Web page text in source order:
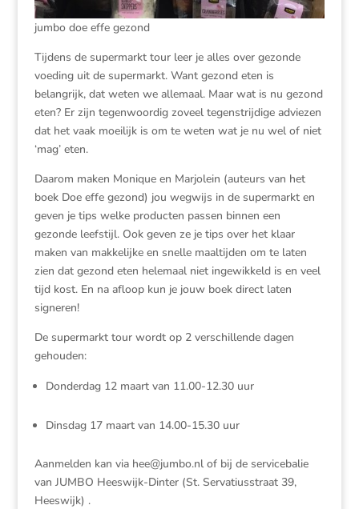
jumbo doe effe gezond
Tijdens de supermarkt tour leer je alles over gezonde
voeding uit de supermarkt. Want gezond eten is
belangrijk, dat weten we allemaal. Maar wat is nu gezond
eten? Er zijn tegenwoordig zoveel tegenstrijdige adviezen
dat het vaak moeilijk is om te weten wat je nu wel of niet
‘mag’ eten.
Daarom maken Monique en Marjolein (auteurs van het
boek Doe effe gezond) jou wegwijs in de supermarkt en
geven je tips welke producten passen binnen een
gezonde leefstijl. Ook geven ze je tips over het klaar
maken van makkelijke en snelle maaltijden om te laten
zien dat gezond eten helemaal niet ingewikkeld is en veel
tijd kost. En na afloop kun je jouw boek direct laten
signeren!
De supermarkt tour wordt op 2 verschillende dagen
gehouden:
Donderdag 12 maart van 11.00-12.30 uur
Dinsdag 17 maart van 14.00-15.30 uur
Aanmelden kan via hee@jumbo.nl of bij de servicebalie
van JUMBO Heeswijk-Dinter (St. Servatiusstraat 39,
Heeswijk) .